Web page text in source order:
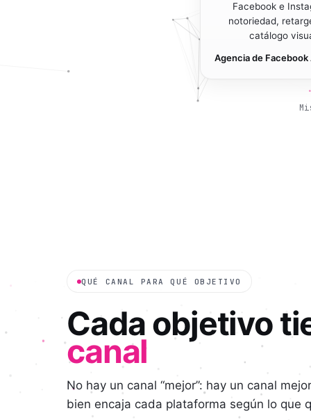
Facebook e
notoriedad,
catálogo
Agencia de Facebook
QUÉ CANAL PARA QUÉ OBJETIVO
Cada objetivo
canal
No hay un canal “mejor”: hay un canal
bien encaja cada plataforma según lo que